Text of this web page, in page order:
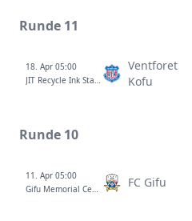
Runde 11
18. Apr 05:00
JIT Recycle Ink Stadium
Ventforet
Kofu
Runde 10
11. Apr 05:00
Gifu Memorial Center Nagaragawa Ball Field
FC Gifu